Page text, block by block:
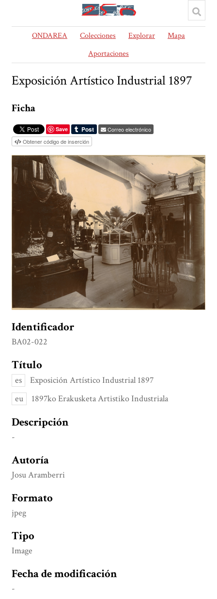
ONDAREA Colecciones Explorar
Mapa
Aportaciones
Exposición Artístico Industrial 1897
Ficha
Save
Correo electrónico
Obtener código de inserción
Identificador
BA02-022
Título
es
Exposición Artístico Industrial 1897
eu
1897ko Erakusketa Artistiko Industriala
Descripción
-
Autoría
Josu Aramberri
Formato
jpeg
Tipo
Image
Fecha de modificación
-